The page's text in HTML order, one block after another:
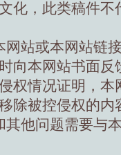
化，此类稿件不
网站或本网站链
向本网站书面反
权情况证明，本
除被控侵权的内
他问题需要与